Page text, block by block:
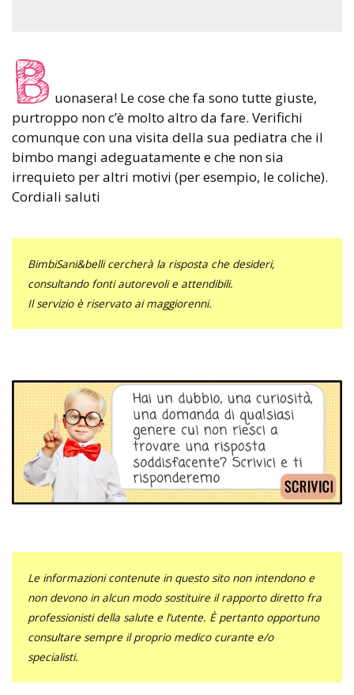
B uonasera! Le cose che fa sono tutte giuste,
purtroppo non c’è molto altro da fare. Verifichi
comunque con una visita della sua pediatra che il
bimbo mangi adeguatamente e che non sia
irrequieto per altri motivi (per esempio, le coliche).
Cordiali saluti
BimbiSani&belli cercherà la risposta che desideri,
consultando fonti autorevoli e attendibili.
Il servizio è riservato ai maggiorenni.
Le informazioni contenute in questo sito non intendono e
non devono in alcun modo sostituire il rapporto diretto fra
professionisti della salute e l’utente. È pertanto opportuno
consultare sempre il proprio medico curante e/o
specialisti.